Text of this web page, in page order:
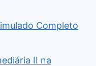
Completo
II na